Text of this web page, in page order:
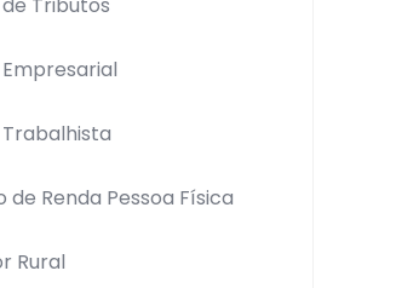
de Renda Pessoa Física
Rural